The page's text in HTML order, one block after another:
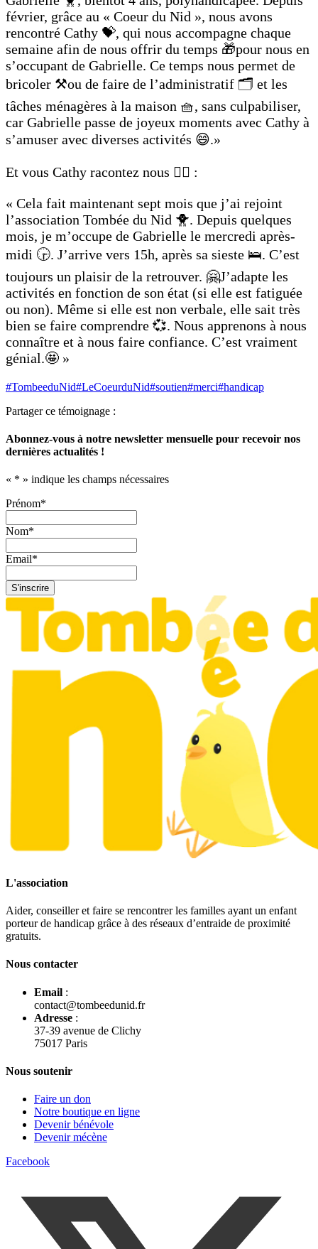
février, grâce au « Coeur du Nid », nous avons
rencontré Cathy 💝, qui nous accompagne chaque
semaine afin de nous offrir du temps 🎁pour nous en
s’occupant de Gabrielle. Ce temps nous permet de
bricoler ⚒️ou de faire de l’administratif 🗂️ et les
tâches ménagères à la maison 🧺, sans culpabiliser,
car Gabrielle passe de joyeux moments avec Cathy à
s’amuser avec diverses activités 😄.»
Et vous Cathy racontez nous ✍🏼 :
« Cela fait maintenant sept mois que j’ai rejoint
l’association Tombée du Nid 🐥. Depuis quelques
mois, je m’occupe de Gabrielle le mercredi après-
midi 🕞. J’arrive vers 15h, après sa sieste 🛌. C’est
toujours un plaisir de la retrouver. 🤗J’adapte les
activités en fonction de son état (si elle est fatiguée
ou non). Même si elle est non verbale, elle sait très
bien se faire comprendre 💞. Nous apprenons à nous
connaître et à nous faire confiance. C’est vraiment
génial.🤩 »
#TombeeduNid#LeCoeurduNid#soutien#merci#handicap
Partager ce témoignage :
Abonnez-vous à notre newsletter mensuelle pour recevoir nos
dernières actualités !
« * » indique les champs nécessaires
Prénom*
Nom*
Email*
S'inscrire
L'association
Aider, conseiller et faire se rencontrer les familles ayant un enfant
porteur de handicap grâce à des réseaux d’entraide de proximité
gratuits.
Nous contacter
Email :
contact@tombeedunid.fr
Adresse :
37-39 avenue de Clichy
75017 Paris
Nous soutenir
Faire un don
Notre boutique en ligne
Devenir bénévole
Devenir mécène
Facebook